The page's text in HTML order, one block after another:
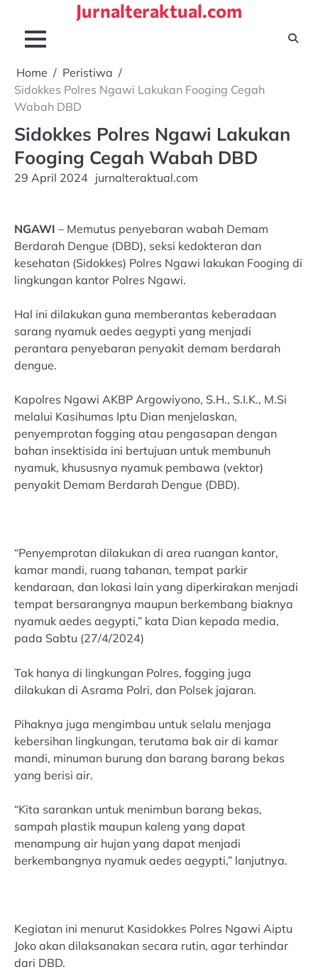
content
Jurnalteraktual.com
Home
Peristiwa
Sidokkes Polres Ngawi Lakukan Fooging Cegah
Wabah DBD
Sidokkes Polres Ngawi Lakukan
Fooging Cegah Wabah DBD
29 April 2024 jurnalteraktual.com
NGAWI – Memutus penyebaran wabah Demam
Berdarah Dengue (DBD), seksi kedokteran dan
kesehatan (Sidokkes) Polres Ngawi lakukan Fooging di
lingkungan kantor Polres Ngawi.
Hal ini dilakukan guna memberantas keberadaan
sarang nyamuk aedes aegypti yang menjadi
perantara penyebaran penyakit demam berdarah
dengue.
Kapolres Ngawi AKBP Argowiyono, S.H., S.I.K., M.Si
melalui Kasihumas Iptu Dian menjelaskan,
penyemprotan fogging atau pengasapan dengan
bahan insektisida ini bertujuan untuk membunuh
nyamuk, khususnya nyamuk pembawa (vektor)
penyakit Demam Berdarah Dengue (DBD).
“Penyemprotan dilakukan di area ruangan kantor,
kamar mandi, ruang tahanan, tempat parkir
kendaraan, dan lokasi lain yang diperkirakan menjadi
tempat bersarangnya maupun berkembang biaknya
nyamuk aedes aegypti,” kata Dian kepada media,
pada Sabtu (27/4/2024)
Tak hanya di lingkungan Polres, fogging juga
dilakukan di Asrama Polri, dan Polsek jajaran.
Pihaknya juga mengimbau untuk selalu menjaga
kebersihan lingkungan, terutama bak air di kamar
mandi, minuman burung dan barang barang bekas
yang berisi air.
“Kita sarankan untuk menimbun barang bekas,
sampah plastik maupun kaleng yang dapat
menampung air hujan yang dapat menjadi
berkembangnya nyamuk aedes aegypti,” lanjutnya.
Kegiatan ini menurut Kasidokkes Polres Ngawi Aiptu
Joko akan dilaksanakan secara rutin, agar terhindar
dari DBD.